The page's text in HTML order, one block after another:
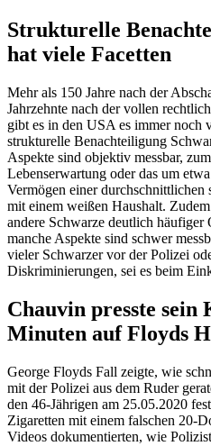
Strukturelle
hat viele Facetten
Mehr als 150 Jahre nach der
Jahrzehnte nach der vollen
gibt es in den USA es immer
strukturelle Benachteiligung
Aspekte sind objektiv messbar,
Lebenserwartung oder das um
Vermögen einer
mit einem weißen Haushalt.
andere Schwarze deutlich
manche Aspekte sind schwer
vieler Schwarzer vor der Polizei
Diskriminierungen, sei es beim
Chauvin presste sein
Minuten auf Floyds
George Floyds Fall zeigte, wie
mit der Polizei aus dem Ruder
den 46-Jährigen am 25.05.2020
Zigaretten mit einem falschen 20-
Videos dokumentierten, wie